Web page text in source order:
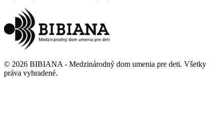
© 2026 BIBIANA - Medzinárodný dom umenia pre deti. Všetky
práva vyhradené.